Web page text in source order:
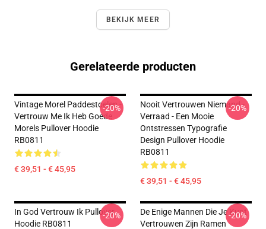
BEKIJK MEER
Gerelateerde producten
Vintage Morel Paddestoelen -
Vertrouw Me Ik Heb Goede
Morels Pullover Hoodie
RB0811
€ 39,51 - € 45,95
-20%
Nooit Vertrouwen Niemand -
Verraad - Een Mooie
Ontstressen Typografie
Design Pullover Hoodie
RB0811
€ 39,51 - € 45,95
-20%
In God Vertrouw Ik Pullover
Hoodie RB0811
-20%
De Enige Mannen Die Je Kunt
Vertrouwen Zijn Ramen
-20%